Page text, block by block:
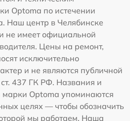
Optoma по истечении
Наш центр в Челябинске
не имеет официальной
Цены на ремонт,
исключительно
и не являются публичной
437 ГК РФ. Названия и
марки Optoma упоминаются
целях — чтобы обозначить
мы работаем. Наша